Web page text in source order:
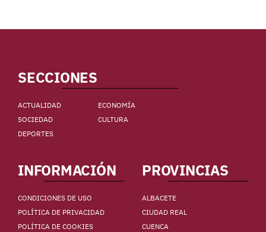
SECCIONES
ACTUALIDAD
ECONOMÍA
SOCIEDAD
CULTURA
DEPORTES
INFORMACIÓN
CONDICIONES DE USO
POLÍTICA DE PRIVACIDAD
POLÍTICA DE COOKIES
PROVINCIAS
ALBACETE
CIUDAD REAL
CUENCA